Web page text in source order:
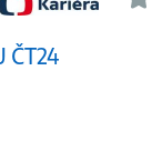
ČT24